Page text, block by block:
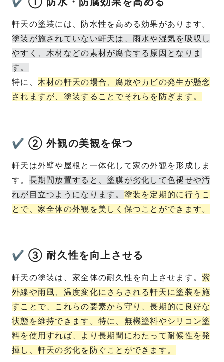
軒天の塗装には、防水性を高める効果があります。
塗装が施されていない軒天は、雨水や湿気を吸収し
やすく、木材などの素材が腐食する原因となりま
す。
特に、 木材の軒天の場合、腐敗やカビの発生が懸念
されますが、塗装することでそれらを防ぎます。
✔ ② 外観の美観を保つ
軒天は外壁や屋根と一体化して家の外観を形成しま
す。 長期間放置すると、塗膜が劣化して色褪せや汚
れが目立つようになります。 塗装を定期的に行うこ
とで、家全体の外観を美しく保つことができます。
✔ ③ 耐久性を向上させる
軒天の塗装は、家全体の耐久性を向上させます。紫
外線や雨風、温度変化にさらされる軒天に塗装を施
すことで、これらの要素から守り、長期的に良好な
状態を維持できます。特に、無機塗料やシリコン塗
料を使用すれば、より長期間にわたって耐候性を発
揮し、軒天の劣化を防ぐことができます。